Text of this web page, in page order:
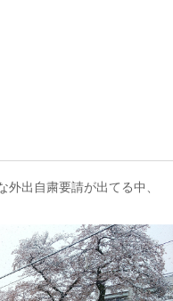
出自粛要請が出てる中、